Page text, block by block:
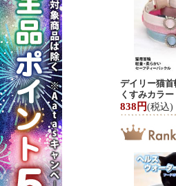
デイリー猫
くすみカラー
838円(税込)